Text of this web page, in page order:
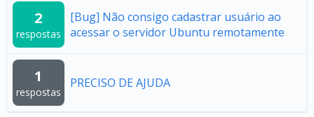
2
respostas
[Bug] Não consigo cadastrar usuário ao
acessar o servidor Ubuntu remotamente
1
respostas
PRECISO DE AJUDA